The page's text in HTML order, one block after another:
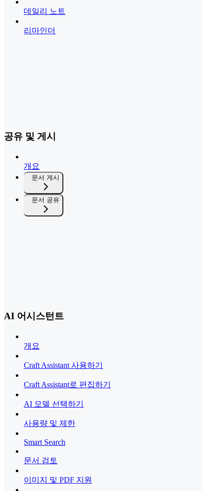
데일리 노트
리마인더
공유 및 게시
개요
문서 게시
문서 공유
AI 어시스턴트
개요
Craft Assistant 사용하기
Craft Assistant로 편집하기
AI 모델 선택하기
사용량 및 제한
Smart Search
문서 검토
이미지 및 PDF 지원